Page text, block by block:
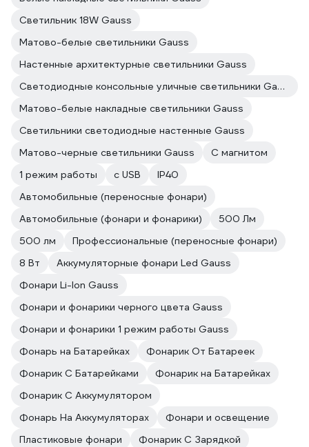
Светильник 18W Gauss
Матово-белые светильники Gauss
Настенные архитектурные светильники Gauss
Светодиодные консольные уличные светильники Gauss
Матово-белые накладные светильники Gauss
Светильники светодиодные настенные Gauss
Матово-черные светильники Gauss
С магнитом
1 режим работы
с USB
IP40
Автомобильные (переносные фонари)
Автомобильные (фонари и фонарики)
500 Лм
500 лм
Профессиональные (переносные фонари)
8 Вт
Аккумуляторные фонари Led Gauss
Фонари Li-Ion Gauss
Фонари и фонарики черного цвета Gauss
Фонари и фонарики 1 режим работы Gauss
Фонарь на Батарейках
Фонарик От Батареек
Фонарик С Батарейками
Фонарик на Батарейках
Фонарик С Аккумулятором
Фонарь На Аккумуляторах
Фонари и освещение
Пластиковые фонари
Фонарик С Зарядкой